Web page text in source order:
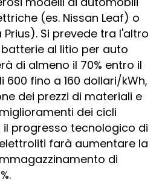
(es. Nissan Leaf) o
Si prevede tra l'altro
al litio per auto
di almeno il 70% entro il
600 fino a 160 dollari/kWh,
dei prezzi di materiali e
dei cicli
il progresso tecnologico di
farà aumentare la
di